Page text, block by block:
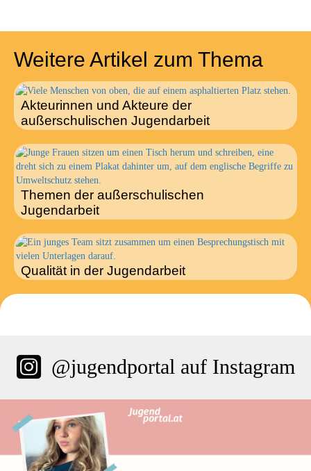
Weitere Artikel zum Thema
Akteurinnen und Akteure der
außerschulischen Jugendarbeit
Themen der außerschulischen
Jugendarbeit
Qualität in der Jugendarbeit
@jugendportal auf Instagram